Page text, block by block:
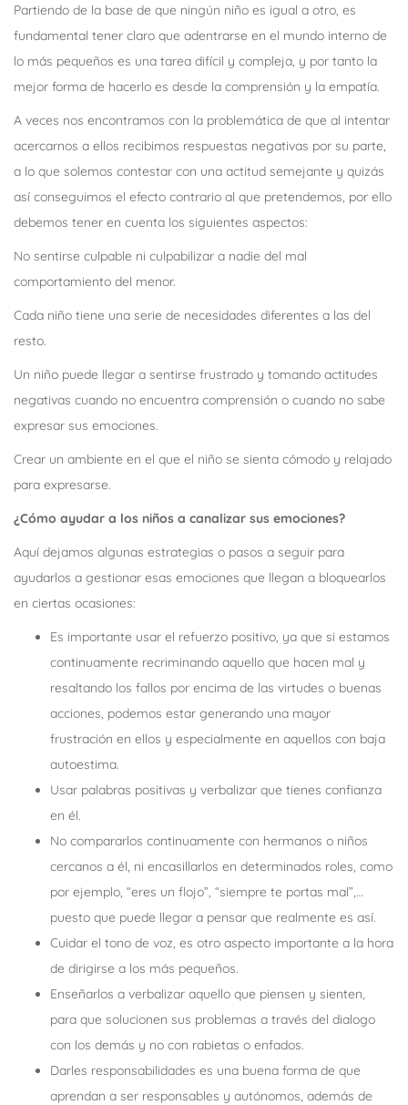
Partiendo de la base de que ningún niño es igual a otro, es
fundamental tener claro que adentrarse en el mundo interno de
lo más pequeños es una tarea difícil y compleja, y por tanto la
mejor forma de hacerlo es desde la comprensión y la empatía.
A veces nos encontramos con la problemática de que al intentar
acercarnos a ellos recibimos respuestas negativas por su parte,
a lo que solemos contestar con una actitud semejante y quizás
así conseguimos el efecto contrario al que pretendemos, por ello
debemos tener en cuenta los siguientes aspectos:
No sentirse culpable ni culpabilizar a nadie del mal
comportamiento del menor.
Cada niño tiene una serie de necesidades diferentes a las del
resto.
Un niño puede llegar a sentirse frustrado y tomando actitudes
negativas cuando no encuentra comprensión o cuando no sabe
expresar sus emociones.
Crear un ambiente en el que el niño se sienta cómodo y relajado
para expresarse.
¿Cómo ayudar a los niños a canalizar sus emociones?
Aquí dejamos algunas estrategias o pasos a seguir para
ayudarlos a gestionar esas emociones que llegan a bloquearlos
en ciertas ocasiones:
Es importante usar el refuerzo positivo, ya que si estamos
continuamente recriminando aquello que hacen mal y
resaltando los fallos por encima de las virtudes o buenas
acciones, podemos estar generando una mayor
frustración en ellos y especialmente en aquellos con baja
autoestima.
Usar palabras positivas y verbalizar que tienes confianza
en él.
No compararlos continuamente con hermanos o niños
cercanos a él, ni encasillarlos en determinados roles, como
por ejemplo, “eres un flojo”, “siempre te portas mal”,…
puesto que puede llegar a pensar que realmente es así.
Cuidar el tono de voz, es otro aspecto importante a la hora
de dirigirse a los más pequeños.
Enseñarlos a verbalizar aquello que piensen y sienten,
para que solucionen sus problemas a través del dialogo
con los demás y no con rabietas o enfados.
Darles responsabilidades es una buena forma de que
aprendan a ser responsables y autónomos, además de